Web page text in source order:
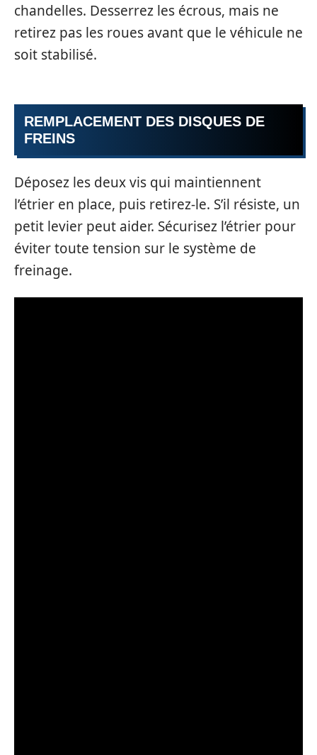
chandelles. Desserrez les écrous, mais ne
retirez pas les roues avant que le véhicule ne
soit stabilisé.
REMPLACEMENT DES DISQUES DE
FREINS
Déposez les deux vis qui maintiennent
l’étrier en place, puis retirez-le. S’il résiste, un
petit levier peut aider. Sécurisez l’étrier pour
éviter toute tension sur le système de
freinage.